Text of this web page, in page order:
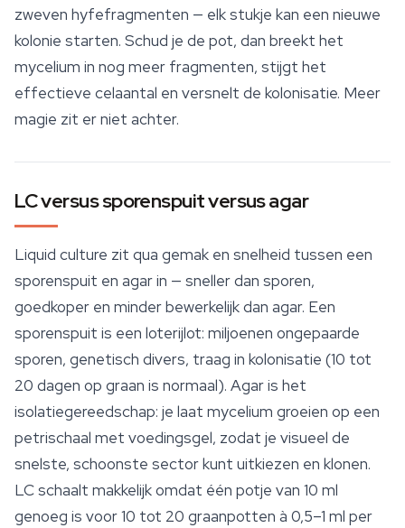
zweven hyfefragmenten — elk stukje kan een nieuwe
kolonie starten. Schud je de pot, dan breekt het
mycelium in nog meer fragmenten, stijgt het
effectieve celaantal en versnelt de kolonisatie. Meer
magie zit er niet achter.
LC versus sporenspuit versus agar
Liquid culture zit qua gemak en snelheid tussen een
sporenspuit en agar in — sneller dan sporen,
goedkoper en minder bewerkelijk dan agar. Een
sporenspuit is een loterijlot: miljoenen ongepaarde
sporen, genetisch divers, traag in kolonisatie (10 tot
20 dagen op graan is normaal). Agar is het
isolatiegereedschap: je laat mycelium groeien op een
petrischaal met voedingsgel, zodat je visueel de
snelste, schoonste sector kunt uitkiezen en klonen.
LC schaalt makkelijk omdat één potje van 10 ml
genoeg is voor 10 tot 20 graanpotten à 0,5–1 ml per